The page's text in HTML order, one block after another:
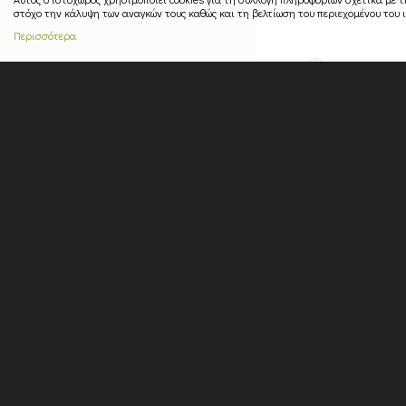
στόχο την κάλυψη των αναγκών τους καθώς και τη βελτίωση του περιεχομένου του
Περισσότερα